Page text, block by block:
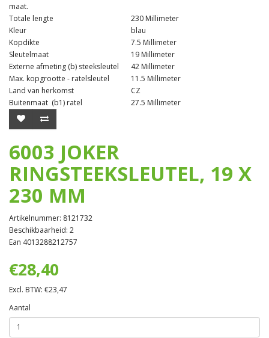
maat.
Totale lengte
230 Millimeter
Kleur
blau
Kopdikte
7.5 Millimeter
Sleutelmaat
19 Millimeter
Externe afmeting (b) steeksleutel
42 Millimeter
Max. kopgrootte - ratelsleutel
11.5 Millimeter
Land van herkomst
CZ
Buitenmaat (b1) ratel
27.5 Millimeter
6003 JOKER
RINGSTEEKSLEUTEL, 19 X
230 MM
Artikelnummer: 8121732
Beschikbaarheid: 2
Ean 4013288212757
€28,40
Excl. BTW: €23,47
Aantal